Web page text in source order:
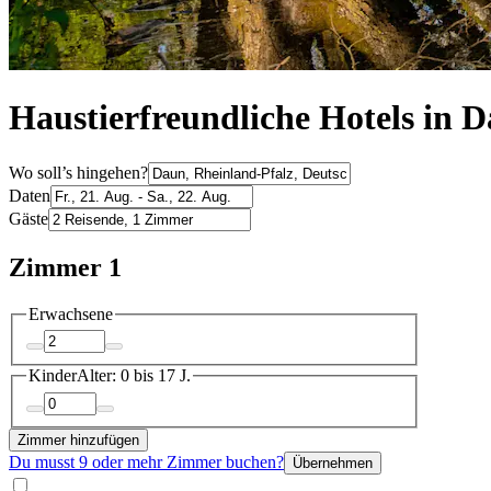
Haustierfreundliche Hotels in
Wo soll’s hingehen?
Daten
Gäste
Zimmer 1
Erwachsene
KinderAlter: 0 bis 17 J.
Zimmer hinzufügen
Du musst 9 oder mehr Zimmer buchen? Übernehmen